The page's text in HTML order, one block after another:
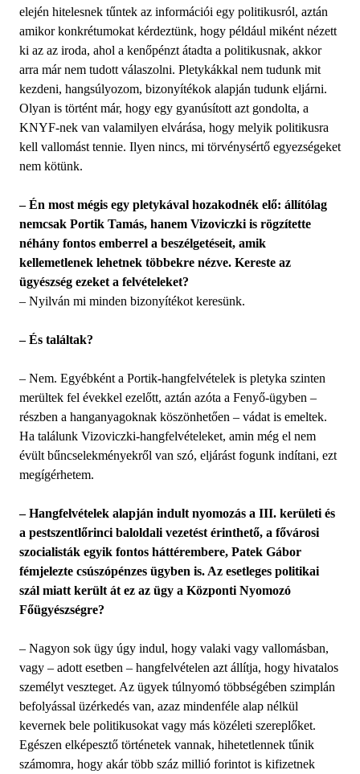
elején hitelesnek tűntek az információi egy politikusról, aztán
amikor konkrétumokat kérdeztünk, hogy például miként nézett
ki az az iroda, ahol a kenőpénzt átadta a politikusnak, akkor
arra már nem tudott válaszolni. Pletykákkal nem tudunk mit
kezdeni, hangsúlyozom, bizonyítékok alapján tudunk eljárni.
Olyan is történt már, hogy egy gyanúsított azt gondolta, a
KNYF-nek van valamilyen elvárása, hogy melyik politikusra
kell vallomást tennie. Ilyen nincs, mi törvénysértő egyezségeket
nem kötünk.
– Én most mégis egy pletykával hozakodnék elő: állítólag
nemcsak Portik Tamás, hanem Vizoviczki is rögzítette
néhány fontos emberrel a beszélgetéseit, amik
kellemetlenek lehetnek többekre nézve. Kereste az
ügyészség ezeket a felvételeket?
– Nyilván mi minden bizonyítékot keresünk.
– És találtak?
– Nem. Egyébként a Portik-hangfelvételek is pletyka szinten
merültek fel évekkel ezelőtt, aztán azóta a Fenyő-ügyben –
részben a hanganyagoknak köszönhetően – vádat is emeltek.
Ha találunk Vizoviczki-hangfelvételeket, amin még el nem
évült bűncselekményekről van szó, eljárást fogunk indítani, ezt
megígérhetem.
– Hangfelvételek alapján indult nyomozás a III. kerületi és
a pestszentlőrinci baloldali vezetést érinthető, a fővárosi
szocialisták egyik fontos háttérembere, Patek Gábor
fémjelezte csúszópénzes ügyben is. Az esetleges politikai
szál miatt került át ez az ügy a Központi Nyomozó
Főügyészségre?
– Nagyon sok ügy úgy indul, hogy valaki vagy vallomásban,
vagy – adott esetben – hangfelvételen azt állítja, hogy hivatalos
személyt veszteget. Az ügyek túlnyomó többségében szimplán
befolyással üzérkedés van, azaz mindenféle alap nélkül
kevernek bele politikusokat vagy más közéleti szereplőket.
Egészen elképesztő történetek vannak, hihetetlennek tűnik
számomra, hogy akár több száz millió forintot is kifizetnek